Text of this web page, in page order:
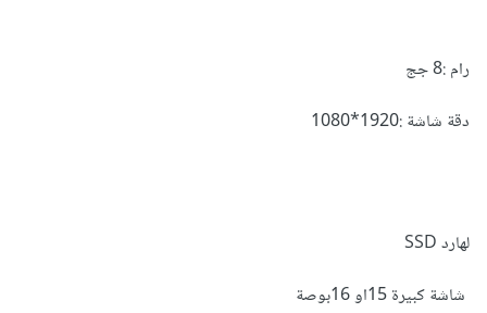
رام :8 جج
دقة شاشة :1920*1080
لهارد SSD
شاشة كبيرة 15او 16بوصة